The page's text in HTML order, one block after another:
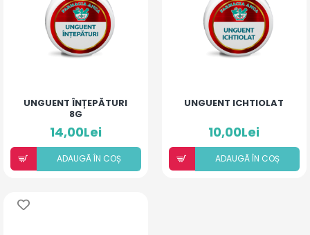
UNGUENT ÎNȚEPĂTURI
8G
14,00Lei
ADAUGÃ ÎN COȘ
UNGUENT ICHTIOLAT
10,00Lei
ADAUGÃ ÎN COȘ